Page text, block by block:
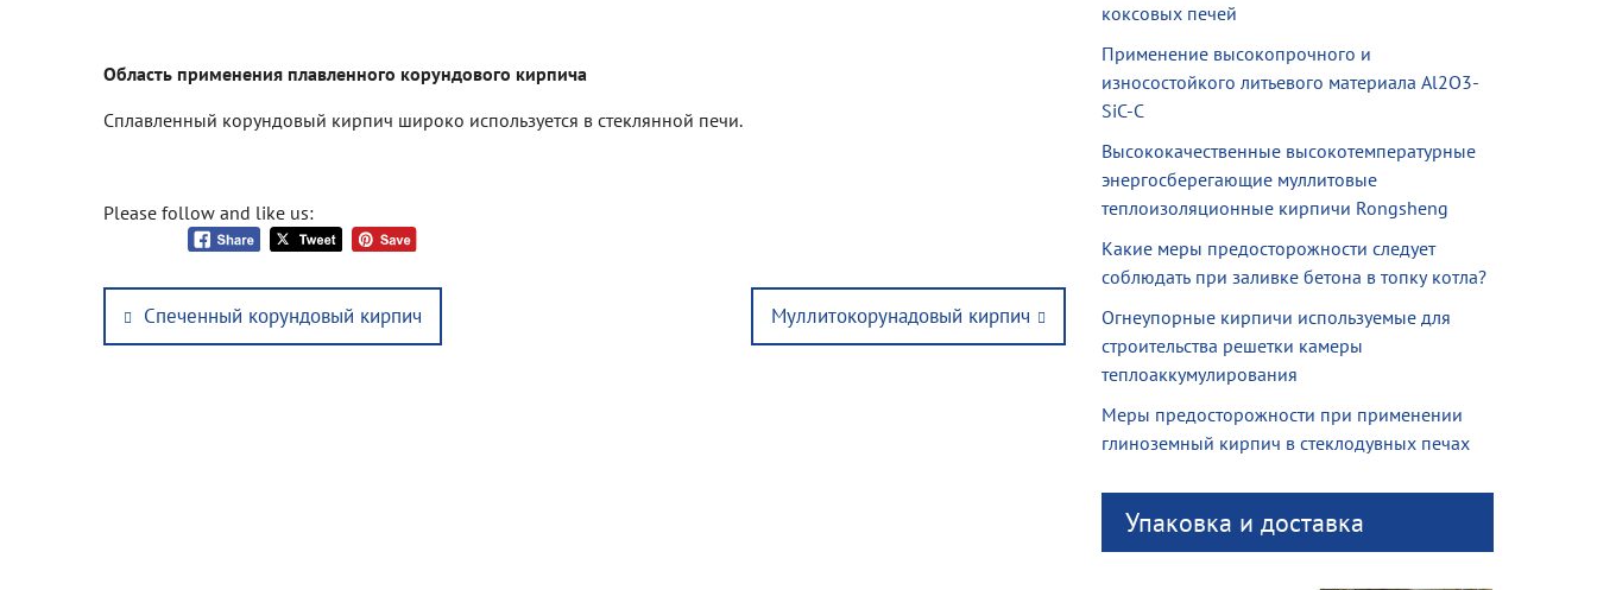
Область применения плавленного корундового кирпича
Сплавленный корундовый кирпич широко используется в стеклянной печи.
Please follow and like us:
Post
navigation
Previous
post:
Спеченный корундовый кирпич
Next
post:
Муллитокорунадовый кирпич
коксовых печей
Применение высокопрочного и
износостойкого литьевого материала Al2O3-
SiC-C
Высококачественные высокотемпературные
энергосберегающие муллитовые
теплоизоляционные кирпичи Rongsheng
Какие меры предосторожности следует
соблюдать при заливке бетона в топку котла?
Огнеупорные кирпичи используемые для
строительства решетки камеры
теплоаккумулирования
Меры предосторожности при применении
глиноземный кирпич в стеклодувных печах
Упаковка и доставка